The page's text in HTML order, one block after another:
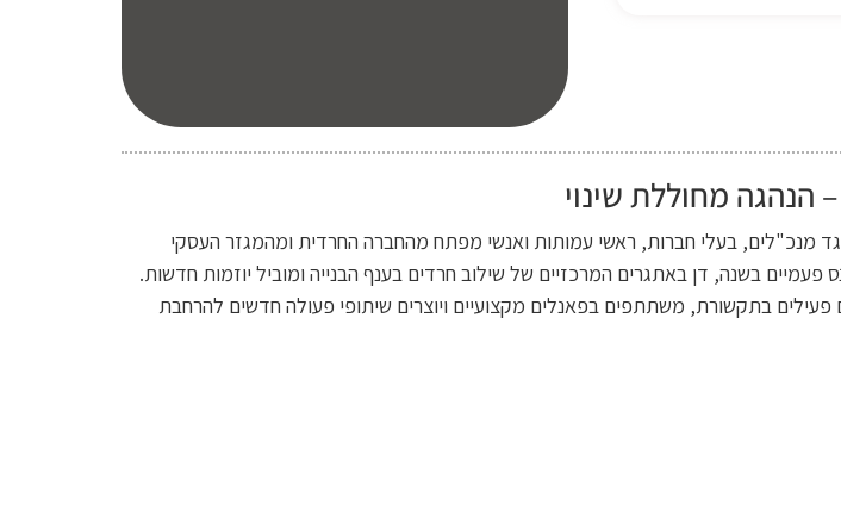
– הנהגה מחוללת שינוי
מנכ"לים, בעלי חברות, ראשי עמותות ואנשי מפתח מהחברה החרדית ומהמגזר העסקי
פעמיים בשנה, דן באתגרים המרכזיים של שילוב חרדים בענף הבנייה ומוביל יוזמות חדשות.
פעילים בתקשורת, משתתפים בפאנלים מקצועיים ויוצרים שיתופי פעולה חדשים להרחבת